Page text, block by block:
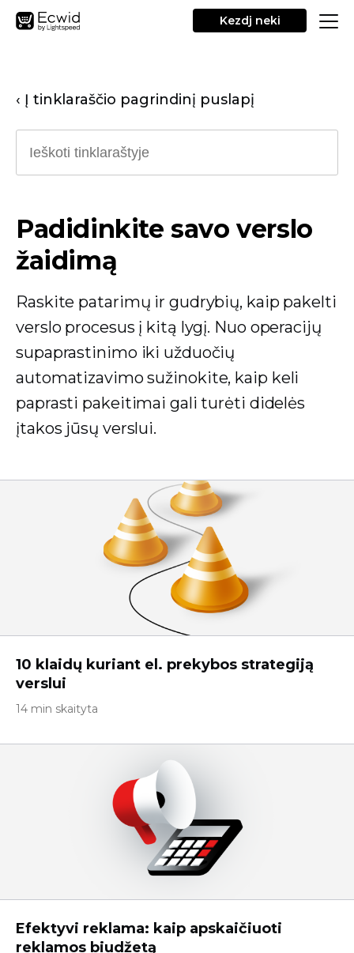
Kezdj neki
‹ Į tinklaraščio pagrindinį puslapį
Padidinkite savo verslo
žaidimą
Raskite patarimų ir gudrybių, kaip pakelti
verslo procesus į kitą lygį. Nuo operacijų
supaprastinimo iki užduočių
automatizavimo sužinokite, kaip keli
paprasti pakeitimai gali turėti didelės
įtakos jūsų verslui.
10 klaidų kuriant el. prekybos strategiją
verslui
14 min skaityta
Efektyvi reklama: kaip apskaičiuoti
reklamos biudžetą